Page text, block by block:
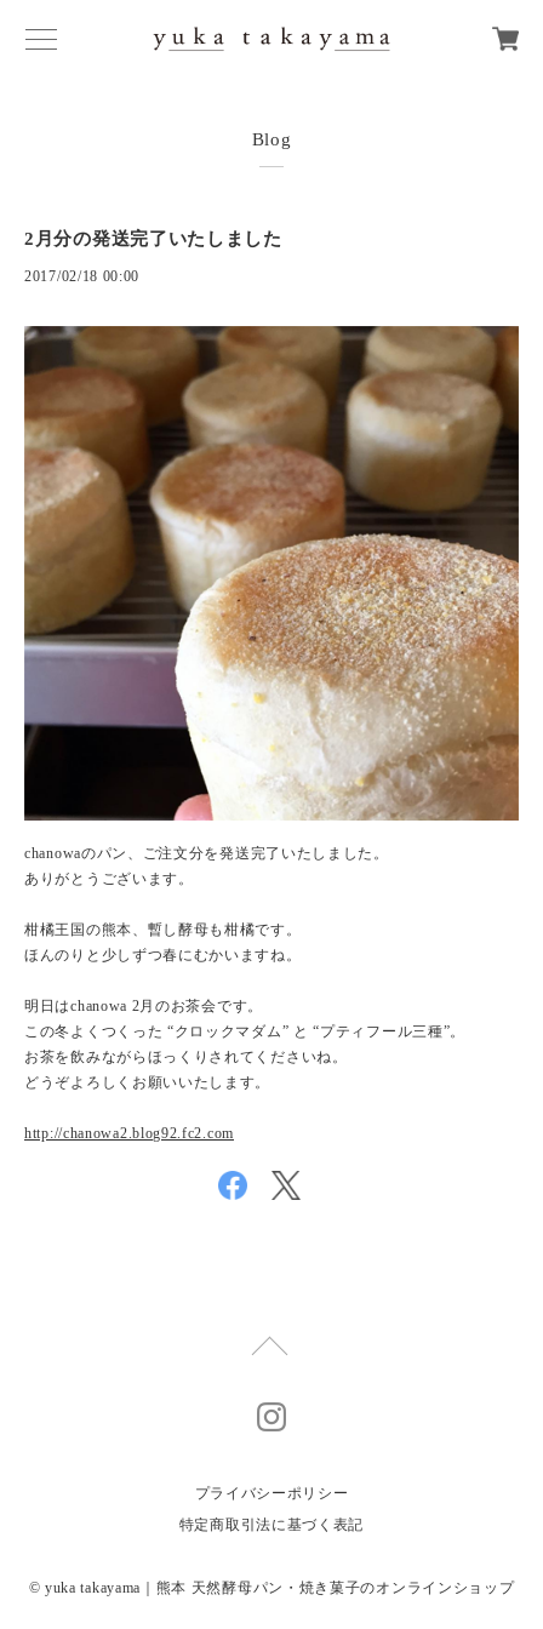
Blog
2月分の発送完了いたしました
2017/02/18 00:00
chanowaのパン、ご注文分を発送完了いたしました。
ありがとうございます。
柑橘王国の熊本、暫し酵母も柑橘です。
ほんのりと少しずつ春にむかいますね。
明日はchanowa 2月のお茶会です。
この冬よくつくった “クロックマダム” と “プティフール三種”。
お茶を飲みながらほっくりされてくださいね。
どうぞよろしくお願いいたします。
http://chanowa2.blog92.fc2.com
プライバシーポリシー
特定商取引法に基づく表記
© yuka takayama｜熊本 天然酵母パン・焼き菓子のオンラインショップ